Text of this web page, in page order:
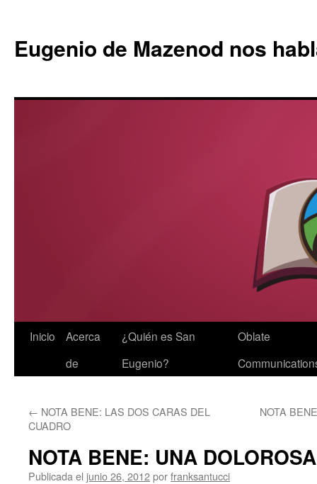
Eugenio de Mazenod nos
Saltar
Inicio
Acerca
de
¿Quién es San
Eugenio?
Oblate
← NOTA BENE: LAS DOS CARAS DEL
CUADRO
NOTA
NOTA BENE: UNA
Publicada el junio 26, 2012porfranksantucci